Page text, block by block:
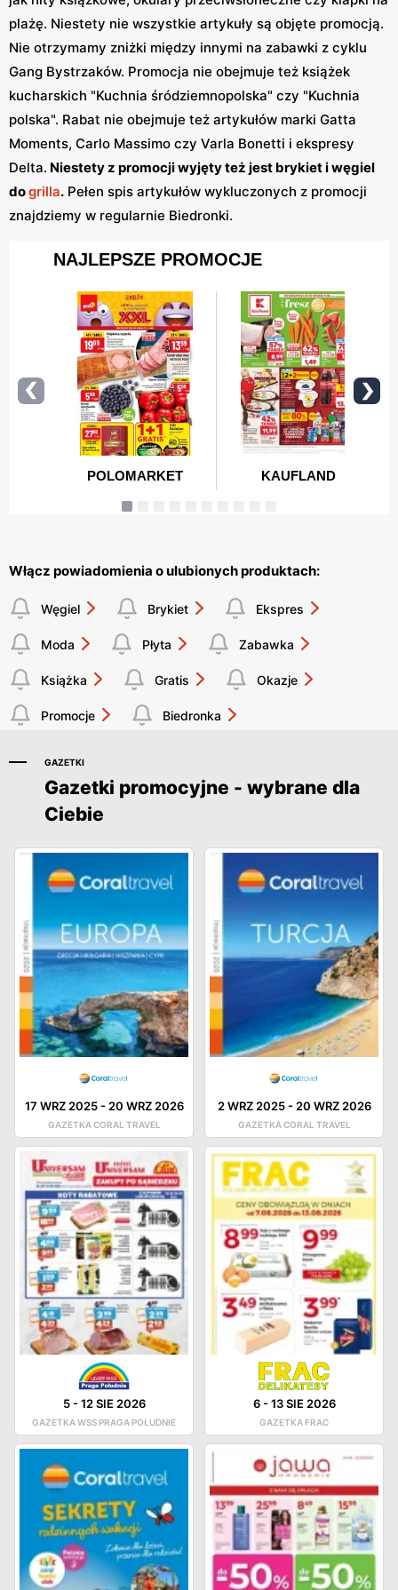
plażę. Niestety nie wszystkie artykuły są objęte promocją.
Nie otrzymamy zniżki między innymi na zabawki z cyklu
Gang Bystrzaków. Promocja nie obejmuje też książek
kucharskich "Kuchnia śródziemnopolska" czy "Kuchnia
polska". Rabat nie obejmuje też artykułów marki Gatta
Moments, Carlo Massimo czy Varla Bonetti i ekspresy
Delta. Niestety z promocji wyjęty też jest brykiet i węgiel
dogrilla. Pełen spis artykułów wykluczonych z promocji
znajdziemy w regularnie Biedronki.
Włącz powiadomienia o ulubionych produktach:
Węgiel Brykiet Ekspres
Moda Płyta Zabawka
Książka Gratis Okazje
Promocje Biedronka
GAZETKI
Gazetki promocyjne - wybrane dla
Ciebie
17 WRZ 2025- 20 WRZ 2026
GAZETKA CORAL TRAVEL
2 WRZ 2025- 20 WRZ 2026
GAZETKA CORAL TRAVEL
5-12 SIE 2026
GAZETKA WSS PRAGA POŁUDNIE
6-13 SIE 2026
GAZETKA FRAC